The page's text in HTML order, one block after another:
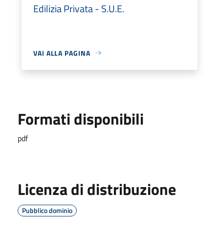
Edilizia Privata - S.U.E.
VAI ALLA PAGINA
Formati disponibili
pdf
Licenza di distribuzione
Pubblico dominio